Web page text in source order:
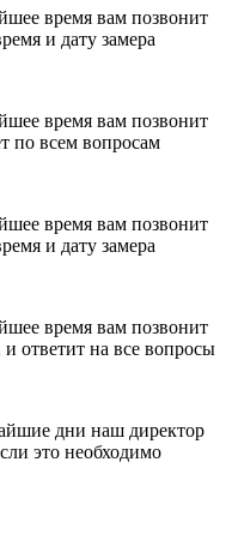
время вам позвонит
и дату замера
время вам позвонит
по всем вопросам
время вам позвонит
и дату замера
время вам позвонит
ответит на все вопросы
дни наш директор
это необходимо